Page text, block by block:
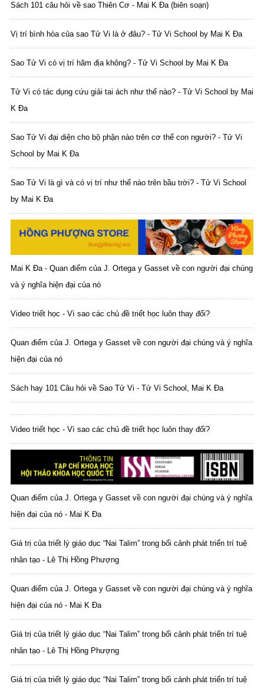
Sách 101 câu hỏi về sao Thiên Cơ - Mai K Đa (biên soạn)
Vị trí bình hòa của sao Tử Vi là ở đâu? - Tử Vi School by Mai K Đa
Sao Tử Vi có vị trí hãm địa không? - Tử Vi School by Mai K Đa
Tử Vi có tác dụng cứu giải tai ách như thế nào? - Tử Vi School by Mai
K Đa
Sao Tử Vi đại diện cho bộ phận nào trên cơ thể con người? - Tử Vi
School by Mai K Đa
Sao Tử Vi là gì và có vị trí như thế nào trên bầu trời? - Tử Vi School
by Mai K Đa
Mai K Đa - Quan điểm của J. Ortega y Gasset về con người đại chúng
và ý nghĩa hiện đại của nó
Video triết học - Vì sao các chủ đề triết học luôn thay đổi?
Quan điểm của J. Ortega y Gasset về con người đại chúng và ý nghĩa
hiện đại của nó
Sách hay 101 Câu hỏi về Sao Tử Vi - Tử Vi School, Mai K Đa
Video triết học - Vì sao các chủ đề triết học luôn thay đổi?
Quan điểm của J. Ortega y Gasset về con người đại chúng và ý nghĩa
hiện đại của nó - Mai K Đa
Giá trị của triết lý giáo dục “Nai Talim” trong bối cảnh phát triển trí tuệ
nhân tạo - Lê Thị Hồng Phượng
Quan điểm của J. Ortega y Gasset về con người đại chúng và ý nghĩa
hiện đại của nó - Mai K Đa
Giá trị của triết lý giáo dục “Nai Talim” trong bối cảnh phát triển trí tuệ
nhân tạo - Lê Thị Hồng Phượng
Giá trị của triết lý giáo dục “Nai Talim” trong bối cảnh phát triển trí tuệ